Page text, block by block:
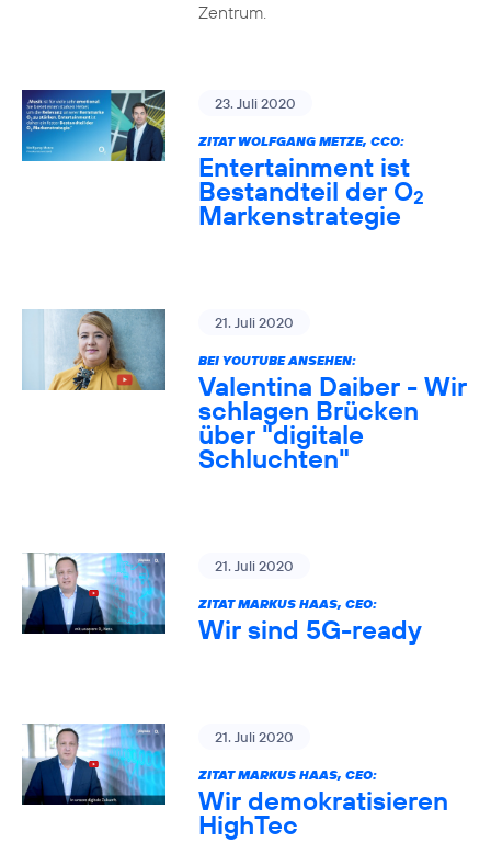
Zentrum.
23. Juli 2020
ZITAT WOLFGANG METZE, CCO:
Entertainment ist
Bestandteil der O2
Markenstrategie
21. Juli 2020
BEI YOUTUBE ANSEHEN:
Valentina Daiber - Wir
schlagen Brücken
über "digitale
Schluchten"
21. Juli 2020
ZITAT MARKUS HAAS, CEO:
Wir sind 5G-ready
21. Juli 2020
ZITAT MARKUS HAAS, CEO:
Wir demokratisieren
HighTec